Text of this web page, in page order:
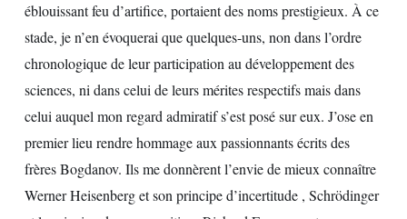
éblouissant feu d’artifice, portaient des noms prestigieux. À ce
stade, je n’en évoquerai que quelques-uns, non dans l’ordre
chronologique de leur participation au développement des
sciences, ni dans celui de leurs mérites respectifs mais dans
celui auquel mon regard admiratif s’est posé sur eux. J’ose en
premier lieu rendre hommage aux passionnants écrits des
frères Bogdanov. Ils me donnèrent l’envie de mieux connaître
Werner Heisenberg et son principe d’incertitude , Schrödinger